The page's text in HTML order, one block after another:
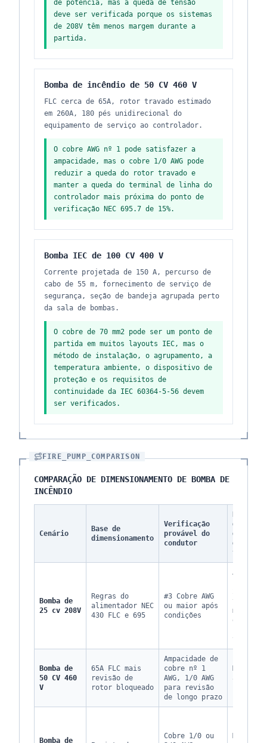
de potência, mas a queda de tensão
deve ser verificada porque os sistemas
de 208V têm menos margem durante a
partida.
Bomba de incêndio de 50 CV 460 V
FLC cerca de 65A, rotor travado estimado
em 260A, 180 pés unidirecional do
equipamento de serviço ao controlador.
O cobre AWG nº 1 pode satisfazer a
ampacidade, mas o cobre 1/0 AWG pode
reduzir a queda do rotor travado e
manter a queda do terminal de linha do
controlador mais próxima do ponto de
verificação NEC 695.7 de 15%.
Bomba IEC de 100 CV 400 V
Corrente projetada de 150 A, percurso de
cabo de 55 m, fornecimento de serviço de
segurança, seção de bandeja agrupada perto
da sala de bombas.
O cobre de 70 mm2 pode ser um ponto de
partida em muitos layouts IEC, mas o
método de instalação, o agrupamento, a
temperatura ambiente, o dispositivo de
proteção e os requisitos de
continuidade da IEC 60364-5-56 devem
ser verificados.
FIRE_PUMP_COMPARISON
COMPARAÇÃO DE DIMENSIONAMENTO DE BOMBA DE
INCÊNDIO
Cenário
Base de
dimensionamento
Verificação
provável do
condutor
de
queda
de
tensão
Bomba de
25 cv 208V
Regras do
alimentador NEC
430 FLC e 695
#3 Cobre AWG
ou maior após
condições
Alto
tem
margem
de
tensão
Bomba de
50 CV 460
V
65A FLC mais
revisão de
rotor bloqueado
Ampacidade de
cobre nº 1
AWG, 1/0 AWG
para revisão
de longo prazo
alto a
Bomba de
Cobre 1/0 ou